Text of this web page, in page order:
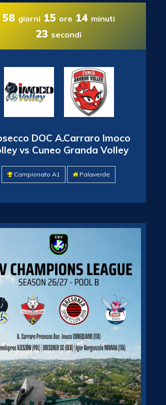
58 giorni 15 ore 14 minuti
22 secondi
DOC A.Carraro Imoco
vs Cuneo Granda Volley
Campionato A1 Palaverde